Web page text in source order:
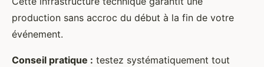
production sans accroc du début à la fin de votre
événement.
Conseil pratique : testez systématiquement tout